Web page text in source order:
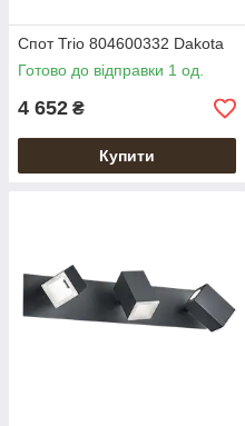
Спот Trio 804600332 Dakota
Готово до відправки 1 од.
4 652 ₴
Купити